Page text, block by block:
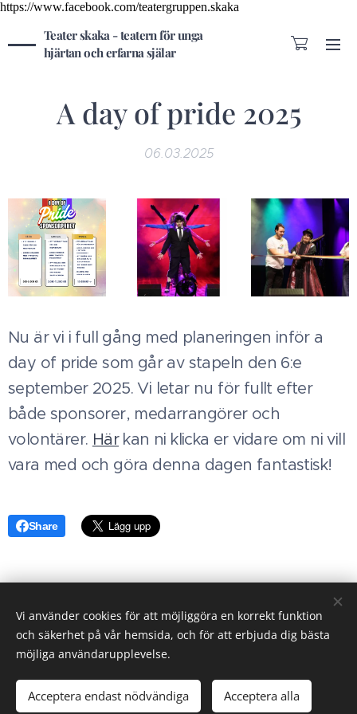
https://www.facebook.com/teatergruppen.skaka
Teater skaka - teatern för unga
hjärtan och erfarna själar
A day of pride 2025
06.03.2025
Nu är vi i full gång med planeringen inför a
day of pride som går av stapeln den 6:e
september 2025. Vi letar nu för fullt efter
både sponsorer, medarrangörer och
volontärer. Härkan ni klicka er vidare om ni vill
vara med och göra denna dagen fantastisk!
Share
Vi använder cookies för att möjliggöra en korrekt funktion
och säkerhet på vår hemsida, och för att erbjuda dig bästa
möjliga användarupplevelse.
Acceptera endast nödvändiga Acceptera alla